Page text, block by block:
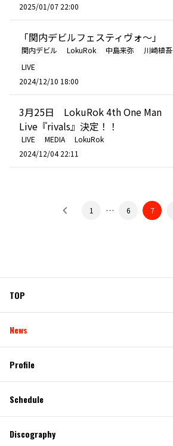
2025/01/07 22:00
「関内デビルフェスティヴォ～」
関内デビル LokuRok 中島来弥
川崎槙吾
LIVE
2024/12/10 18:00
3月25日 LokuRok 4th One Man
Live『rivals』決定！！
LIVE MEDIA
LokuRok
2024/12/04 22:11
1 … 6 7
TOP
News
Profile
Schedule
Discography